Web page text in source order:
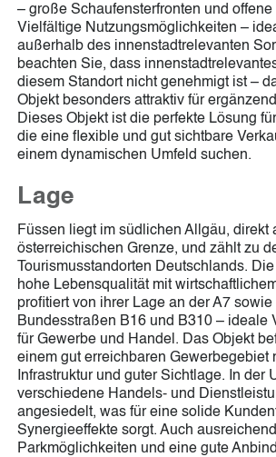
– große Schaufensterfronten und
Vielfältige Nutzungsmöglichkeiten –
außerhalb des innenstadtrelevanten
beachten Sie, dass
diesem Standort nicht genehmigt ist –
Objekt besonders attraktiv für
Dieses Objekt ist die perfekte Lösung
die eine flexible und gut sichtbare
einem dynamischen Umfeld suchen.
Lage
Füssen liegt im südlichen Allgäu, direkt
österreichischen Grenze, und zählt zu
Tourismusstandorten Deutschlands.
hohe Lebensqualität mit
profitiert von ihrer Lage an der A7
Bundesstraßen B16 und B310 – ideale
für Gewerbe und Handel. Das Objekt
einem gut erreichbaren Gewerbegebiet
Infrastruktur und guter Sichtlage. In der
verschiedene Handels- und
angesiedelt, was für eine solide
Synergieeffekte sorgt. Auch ausreichend
Parkmöglichkeiten und eine gute